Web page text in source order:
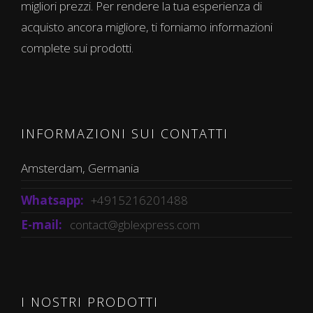
migliori prezzi. Per rendere la tua esperienza di
acquisto ancora migliore, ti forniamo informazioni
complete sui prodotti.
INFORMAZIONI SUI CONTATTI
Amsterdam, Germania
Whatsapp: +4915216201488
E-mail: contact@gblexpress.com
I NOSTRI PRODOTTI